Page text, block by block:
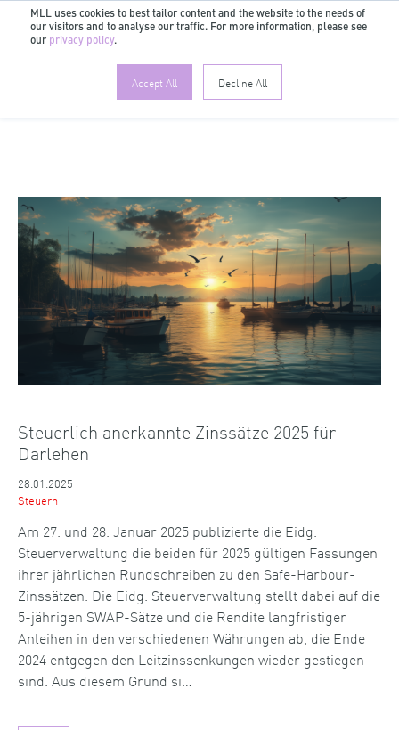
MLL uses cookies to best tailor content and the website to the needs of
our visitors and to analyse our traffic. For more information, please see
our privacy policy.
Accept All Decline All
DE
Steuerlich anerkannte Zinssätze 2025 für
Darlehen
28.01.2025
Steuern
Am 27. und 28. Januar 2025 publizierte die Eidg.
Steuerverwaltung die beiden für 2025 gültigen Fassungen
ihrer jährlichen Rundschreiben zu den Safe-Harbour-
Zinssätzen. Die Eidg. Steuerverwaltung stellt dabei auf die
5-jährigen SWAP-Sätze und die Rendite langfristiger
Anleihen in den verschiedenen Währungen ab, die Ende
2024 entgegen den Leitzinssenkungen wieder gestiegen
sind. Aus diesem Grund si…